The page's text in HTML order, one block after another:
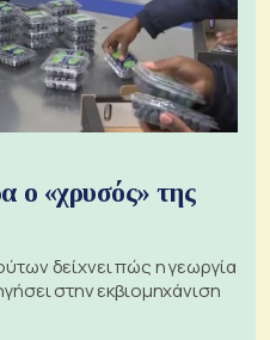
ο «χρυσός» της
δείχνει πώς η γεωργία
στην εκβιομηχάνιση